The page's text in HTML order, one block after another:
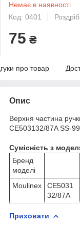
Немає в наявності
Код: 0401
Роздріб
75 ₴
про товар
Опис
Верхня частина
CE503132/87A SS-
Сумісність з
Бренд
моделі
Moulinex
CE5031
32/87A
Приховати